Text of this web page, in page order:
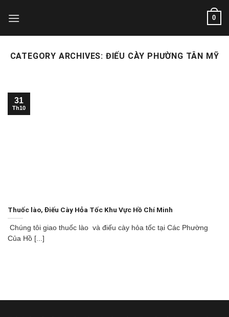
0
CATEGORY ARCHIVES: ĐIẾU CÀY PHƯỜNG TÂN MỸ
Thuốc lào, Điếu Cày Hỏa Tốc Khu Vực Hồ Chí Minh
Chúng tôi giao thuốc lào và điếu cày hỏa tốc tại Các Phường
Của Hồ [...]
31
Th10